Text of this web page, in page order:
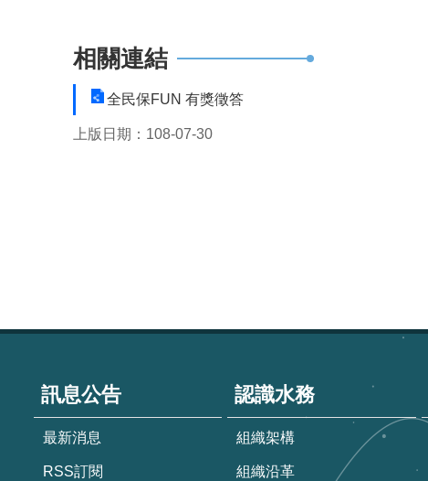
相關連結
全民保FUN 有獎徵答
上版日期：108-07-30
訊息公告
最新消息
RSS訂閱
認識水務
組織架構
組織沿革